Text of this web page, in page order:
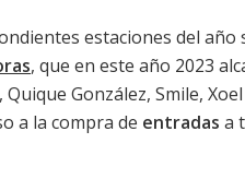
estaciones del año
, que en este año 2023
González, Smile,
a la compra de entradas a